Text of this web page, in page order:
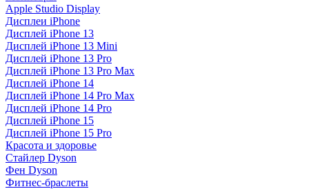
Apple Studio Display
Дисплеи iPhone
Дисплей iPhone 13
Дисплей iPhone 13 Mini
Дисплей iPhone 13 Pro
Дисплей iPhone 13 Pro Max
Дисплей iPhone 14
Дисплей iPhone 14 Pro Max
Дисплей iPhone 14 Pro
Дисплей iPhone 15
Дисплей iPhone 15 Pro
Красота и здоровье
Стайлер Dyson
Фен Dyson
Фитнес-браслеты